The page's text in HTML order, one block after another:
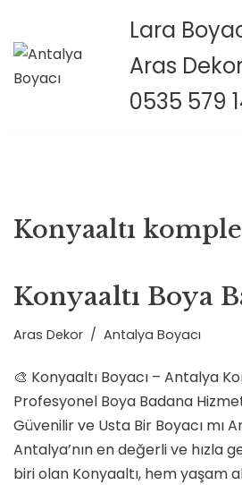
İçeriğe
geç
Lara
Aras
0535 579
Konyaaltı
Konyaaltı Boya
Aras Dekor Antalya Boyacı
🎨 Konyaaltı Boyacı – Antalya
Profesyonel Boya Badana
Güvenilir ve Usta Bir Boyacı mı
Antalya’nın en değerli ve hızla
biri olan Konyaaltı, hem yaşam